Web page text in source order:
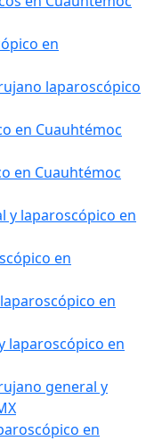
en
laparoscópico
en Cuauhtémoc
en Cuauhtémoc
y laparoscópico en
en
en
laparoscópico en
general y
en